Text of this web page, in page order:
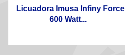
Licuadora Imusa Infiny Force
600 Watt...